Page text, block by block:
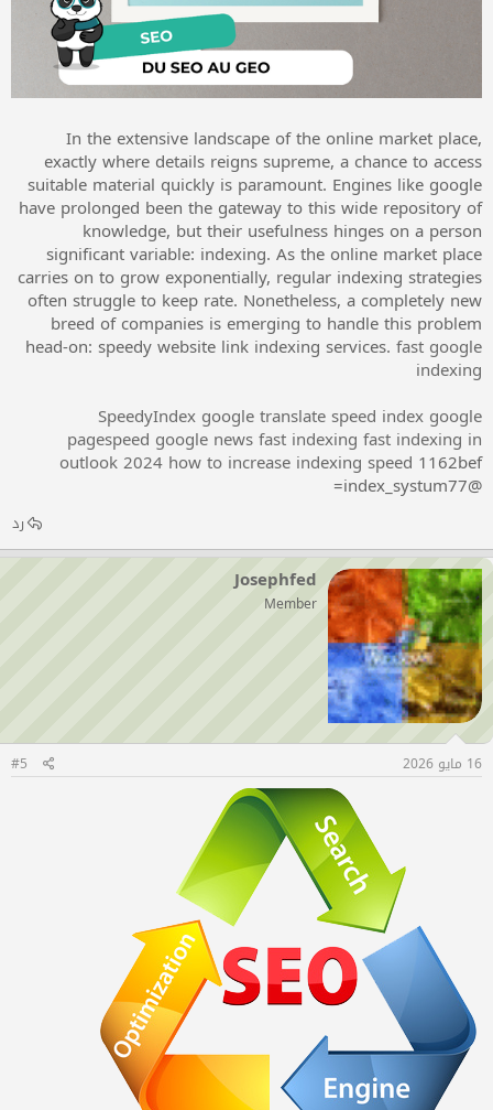
In the extensive landscape of the online market place,
exactly where details reigns supreme, a chance to access
suitable material quickly is paramount. Engines like google
have prolonged been the gateway to this wide repository of
knowledge, but their usefulness hinges on a person
significant variable: indexing. As the online market place
carries on to grow exponentially, regular indexing strategies
often struggle to keep rate. Nonetheless, a completely new
breed of companies is emerging to handle this problem
head-on: speedy website link indexing services. fast google
indexing
SpeedyIndex google translate speed index google
pagespeed google news fast indexing fast indexing in
outlook 2024 how to increase indexing speed 1162bef
@index_systum77=
رد
Josephfed
Member
16 مايو 2026 #5